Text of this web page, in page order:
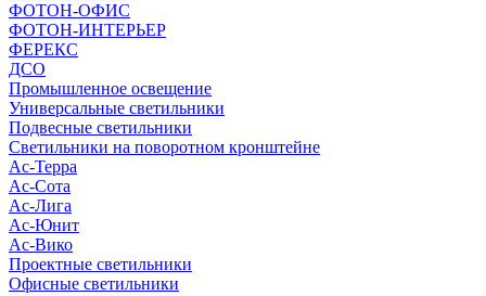
ФОТОН-ОФИС
ФОТОН-ИНТЕРЬЕР
ФЕРЕКС
ДСО
Промышленное освещение
Универсальные светильники
Подвесные светильники
Светильники на поворотном кронштейне
Ас-Терра
Ас-Сота
Ас-Лига
Ас-Юнит
Ас-Вико
Проектные светильники
Офисные светильники